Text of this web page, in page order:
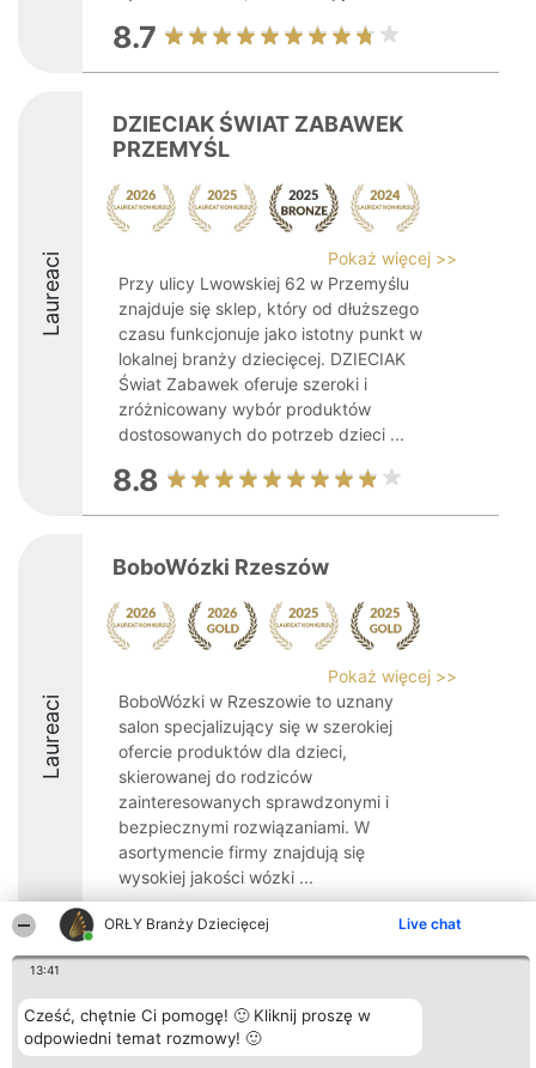
ORŁY Branży Dziecięcej Live chat
13:41
Cześć, chętnie Ci pomogę! 🙂 Kliknij proszę w
odpowiedni temat rozmowy! 🙂
8.7
Laureaci
DZIECIAK ŚWIAT ZABAWEK
PRZEMYŚL
Pokaż więcej >>
Przy ulicy Lwowskiej 62 w Przemyślu
znajduje się sklep, który od dłuższego
czasu funkcjonuje jako istotny punkt w
lokalnej branży dziecięcej. DZIECIAK
Świat Zabawek oferuje szeroki i
zróżnicowany wybór produktów
dostosowanych do potrzeb dzieci ...
8.8
Laureaci
BoboWózki Rzeszów
Pokaż więcej >>
BoboWózki w Rzeszowie to uznany
salon specjalizujący się w szerokiej
ofercie produktów dla dzieci,
skierowanej do rodziców
zainteresowanych sprawdzonymi i
bezpiecznymi rozwiązaniami. W
asortymencie firmy znajdują się
wysokiej jakości wózki ...
9.6
Organizator plebiscytu
Bright Side Solutions sp. z o.
o. sp. k.
ul. Ruska 22
Plebiscyt
Laureaci
Lista
wszystkich
Kontakt